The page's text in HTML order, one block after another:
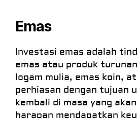
Emas
Investasi emas adalah
emas atau produk
logam mulia, emas koin,
perhiasan dengan tujuan
kembali di masa yang
harapan mendapatkan